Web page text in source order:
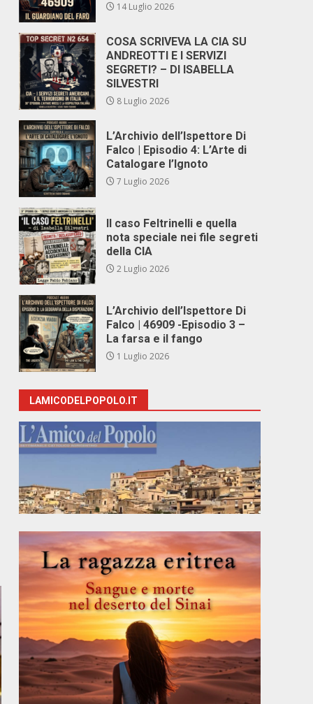
14 Luglio 2026
COSA SCRIVEVA LA CIA SU
ANDREOTTI E I SERVIZI
SEGRETI? – DI ISABELLA
SILVESTRI
8 Luglio 2026
L’Archivio dell’Ispettore Di
Falco | Episodio 4: L’Arte di
Catalogare l’Ignoto
7 Luglio 2026
Il caso Feltrinelli e quella
nota speciale nei file segreti
della CIA
2 Luglio 2026
L’Archivio dell’Ispettore Di
Falco | 46909 -Episodio 3 –
La farsa e il fango
1 Luglio 2026
LAMICODELPOPOLO.IT